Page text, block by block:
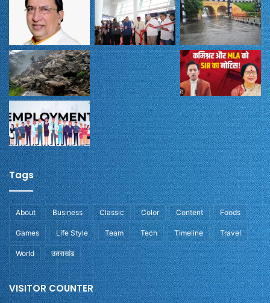
Tags
About Business Classic Color Content Foods
Games Life Style Team Tech Timeline Travel
World उतराखंड
VISITOR COUNTER